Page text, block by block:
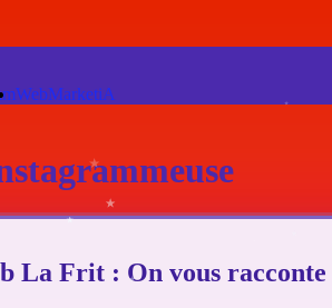
WebMarketiA
La Frit : On vous